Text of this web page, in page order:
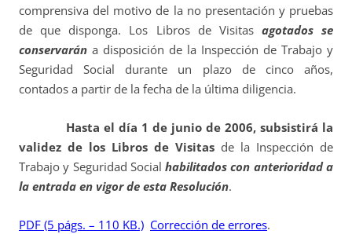
comprensiva del motivo de la no presentación y pruebas
de que disponga. Los Libros de Visitas agotados se
conservarán a disposición de la Inspección de Trabajo y
Seguridad Social durante un plazo de cinco años,
contados a partir de la fecha de la última diligencia.
Hasta el día 1 de junio de 2006, subsistirá la
validez de los Libros de Visitas de la Inspección de
Trabajo y Seguridad Socialhabilitados con anterioridad a
la entrada en vigor de esta Resolución.
PDF (5 págs. – 110 KB.) Corrección de errores.